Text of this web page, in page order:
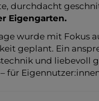
durchdacht
Eigengarten.
wurde mit Fokus
geplant. Ein
und liebevoll
für